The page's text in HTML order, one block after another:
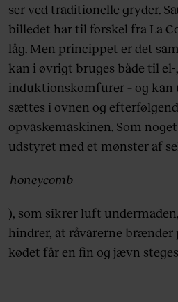
ser ved traditionelle gryder.
billedet har til forskel fra La
låg. Men princippet er det
kan i øvrigt bruges både til el-
induktionskomfurer – og kan
sættes i ovnen og
opvaskemaskinen. Som
udstyret med et mønster af
honeycomb
), som sikrer luft
hindrer, at råvarerne brænder
kødet får en fin og jævn